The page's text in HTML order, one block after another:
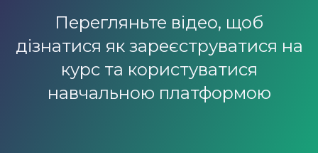
Перегляньте відео, щоб
дізнатися як зареєструватися на
курс та користуватися
навчальною платформою